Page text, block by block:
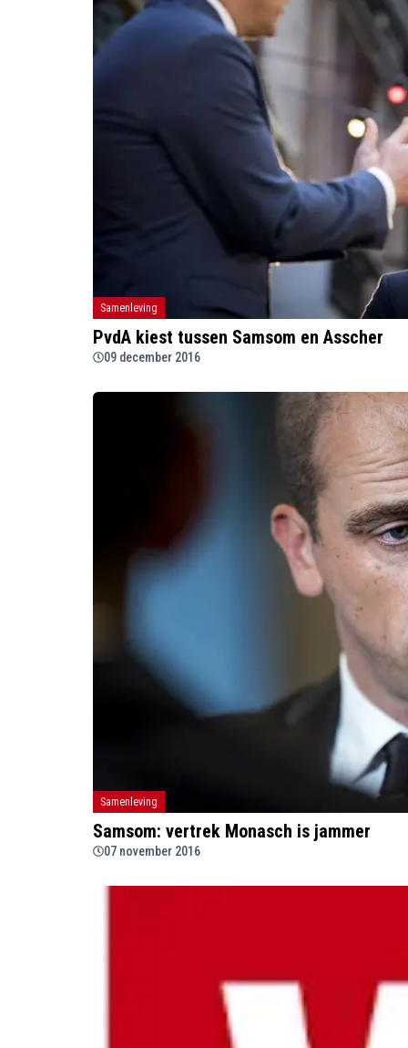
Samenleving
PvdA kiest tussen Samsom en Asscher
09 december 2016
Samenleving
Samsom: vertrek Monasch is jammer
07 november 2016